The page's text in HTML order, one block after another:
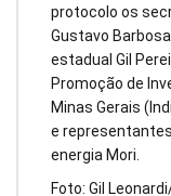
protocolo os
Gustavo
estadual Gil
Promoção de
Minas Gerais
e
energia Mori.
Foto: Gil